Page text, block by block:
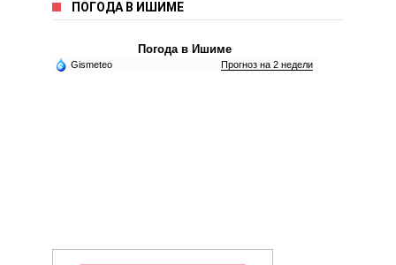
ПОГОДА В ИШИМЕ
Погода в Ишиме
Gismeteo Прогноз на 2 недели